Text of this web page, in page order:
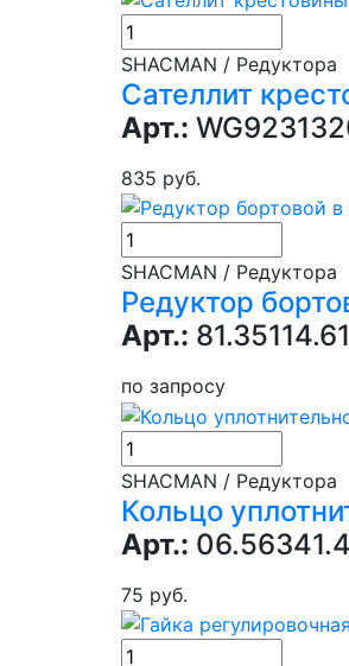
SHACMAN / Редуктора
Сателлит
Арт.:
835 руб.
SHACMAN / Редуктора
Редуктор
Арт.:
по запросу
SHACMAN / Редуктора
Кольцо
Арт.:
75 руб.